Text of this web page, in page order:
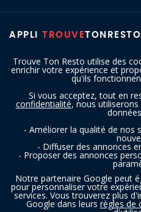
Trouve Ton Resto utilise des
enrichir votre expérience et
qu'ils
Si vous acceptez, tout en
confidentialité, nous
- Améliorer la qualité de nos
- Diffuser des annonces
- Proposer des annonces
Notre partenaire Google peut
pour personnaliser votre
services. Vous trouverez plus
Google dans leurs règles de
APPLI TROUVETONRESTO
SUIVEZ-NOUS
Copyright © 2016 - 2026